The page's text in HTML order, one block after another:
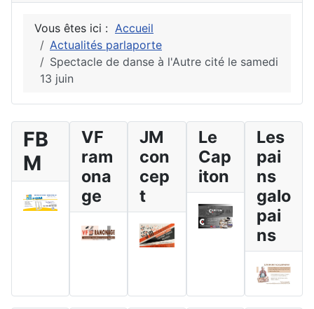
Vous êtes ici : Accueil
Actualités parlaporte
Spectacle de danse à l'Autre cité le samedi
13 juin
FB
M
VF
ram
ona
ge
JM
con
cep
t
Le
Cap
iton
Les
pai
ns
galo
pai
ns